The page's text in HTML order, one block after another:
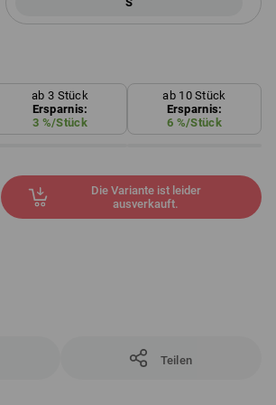
ab 3 Stück
Ersparnis:
3 %/Stück
ab 10 Stück
Ersparnis:
6 %/Stück
Die Variante ist leider
ausverkauft.
Teilen